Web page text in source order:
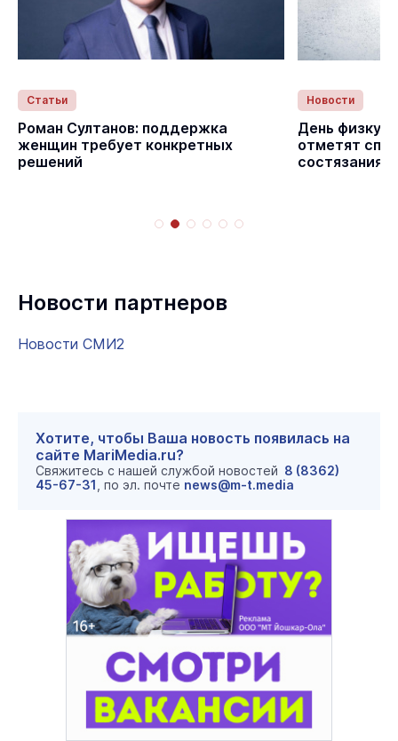
Статьи
Роман Султанов: поддержка
женщин требует конкретных
решений
Новости
День
отметят
Новости партнеров
Новости СМИ2
Хотите, чтобы Ваша новость появилась на
сайте MariMedia.ru?
Свяжитесь с нашей службой новостей 8 (8362)
45-67-31 , по эл. почте news@m-t.media